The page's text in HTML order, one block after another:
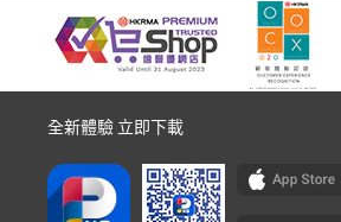
全新體驗 立即下載